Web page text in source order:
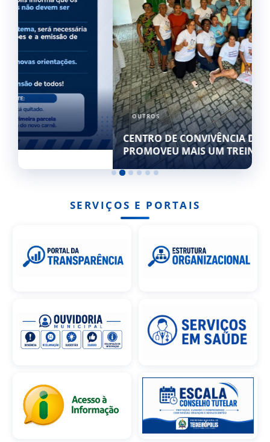
OUTROS
CENTRO DE CONVIVÊNCIA DA PESSOA IDOSA
PROMOVEU MAIS UM TREINO FUNCIONAL
SERVIÇOS E PORTAIS